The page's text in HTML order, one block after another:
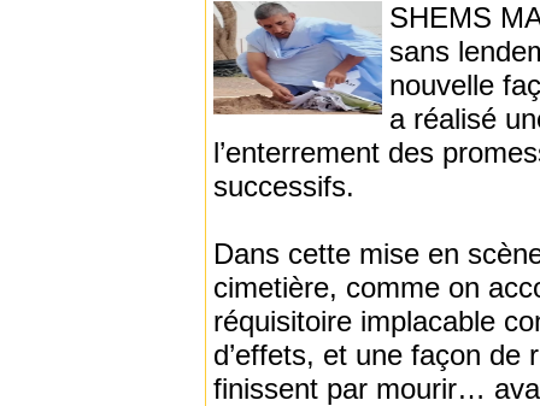
SHEMS
sans
nouvelle
a réalisé
l’enterrement des
successifs.
Dans cette mise en
cimetière, comme on
réquisitoire implacable
d’effets, et une façon de
finissent par mourir…